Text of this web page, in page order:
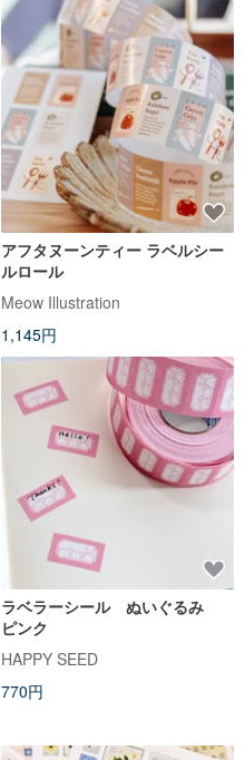
アフタヌーンティー ラベルシー
ルロール
Meow Illustration
1,145円
ラベラーシール ぬいぐるみ
ピンク
HAPPY SEED
770円